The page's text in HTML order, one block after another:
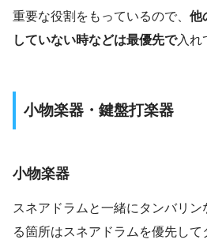
重要な役割をもっているので、 他
していない時などは最優先で入れ
小物楽器・鍵盤打楽器
小物楽器
スネアドラムと一緒にタンバリ
る箇所はスネアドラムを優先し